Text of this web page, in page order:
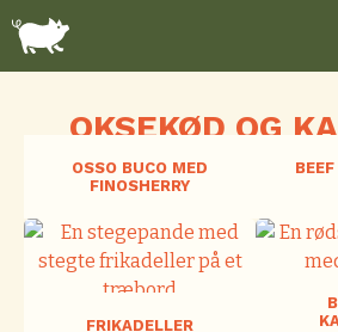
indhold
OKSEKØD OG
OSSO BUCO MED
FINOSHERRY
FRIKADELLER